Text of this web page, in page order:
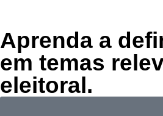
Aprenda a
em temas
eleitoral .